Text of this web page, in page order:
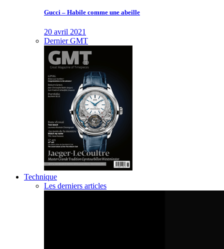
Gucci – Habile comme une abeille
20 avril 2021
Dernier GMT
Technique
Les derniers articles